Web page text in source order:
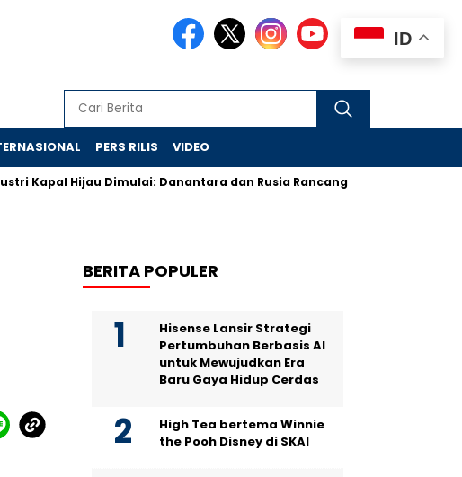
PERS RILIS VIDEO
Hijau Dimulai: Danantara dan Rusia Rancang Galangan Bersih
BERITA POPULER
Hisense Lansir Strategi
Pertumbuhan Berbasis AI
untuk Mewujudkan Era
Baru Gaya Hidup Cerdas
High Tea bertema Winnie
the Pooh Disney di SKAI
ID